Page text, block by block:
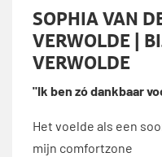
SOPHIA VAN
VERWOLDE |
VERWOLDE
"Ik ben zó dankbaar
Het voelde als een
mijn comfortzone